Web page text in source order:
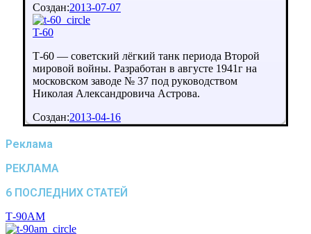
Создан:2013-07-07
T-60
Т-60 — советский лёгкий танк периода Второй
мировой войны. Разработан в августе 1941г на
московском заводе № 37 под руководством
Николая Александровича Астрова.
Создан:2013-04-16
Реклама
РЕКЛАМА
6 ПОСЛЕДНИХ СТАТЕЙ
Т-90АМ